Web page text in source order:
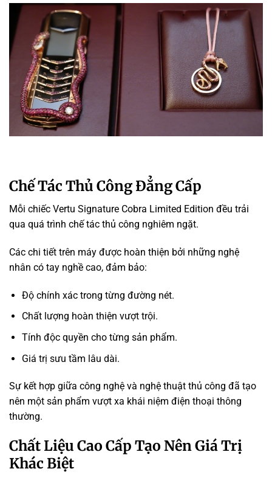
Chế Tác Thủ Công Đẳng Cấp
Mỗi chiếc Vertu Signature Cobra Limited Edition đều trải
qua quá trình chế tác thủ công nghiêm ngặt.
Các chi tiết trên máy được hoàn thiện bởi những nghệ
nhân có tay nghề cao, đảm bảo:
Độ chính xác trong từng đường nét.
Chất lượng hoàn thiện vượt trội.
Tính độc quyền cho từng sản phẩm.
Giá trị sưu tầm lâu dài.
Sự kết hợp giữa công nghệ và nghệ thuật thủ công đã tạo
nên một sản phẩm vượt xa khái niệm điện thoại thông
thường.
Chất Liệu Cao Cấp Tạo Nên Giá Trị
Khác Biệt